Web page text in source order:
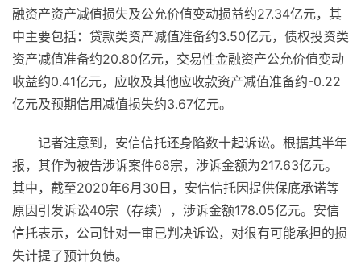
融资产资产减值损失及公允价值变动损益约27.34亿元，其
中主要包括：贷款类资产减值准备约3.50亿元，债权投资类
资产减值准备约20.80亿元，交易性金融资产公允价值变动
收益约0.41亿元，应收及其他应收款资产减值准备约-0.22
亿元及预期信用减值损失约3.67亿元。
记者注意到，安信信托还身陷数十起诉讼。根据其半年
报，其作为被告涉诉案件68宗，涉诉金额为217.63亿元。
其中，截至2020年6月30日，安信信托因提供保底承诺等
原因引发诉讼40宗（存续），涉诉金额178.05亿元。安信
信托表示，公司针对一审已判决诉讼，对很有可能承担的损
失计提了预计负债。